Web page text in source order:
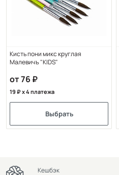
Кисть пони микс круглая
Малевичъ "KIDS"
от 76
19 x 4 платежа
Выбрать
Кешбэк